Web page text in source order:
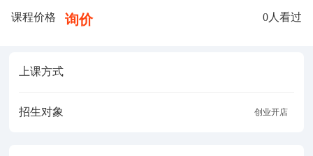
课程价格 询价 0 人看过
上课方式
招生对象 创业开店